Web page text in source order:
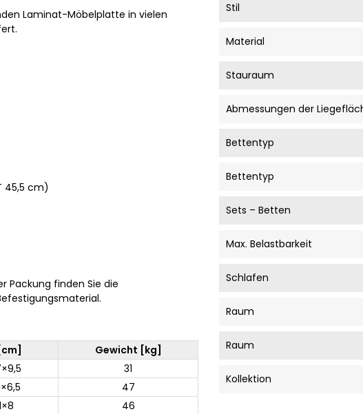
Laminat-Möbelplatte in vielen
45,5 cm)
Packung finden Sie die
Gewicht [kg]
31
47
46
Stil
Material
Stauraum
Abmessungen der
Bettentyp
Bettentyp
Sets – Betten
Max. Belastbarkeit
Schlafen
Raum
Raum
Kollektion